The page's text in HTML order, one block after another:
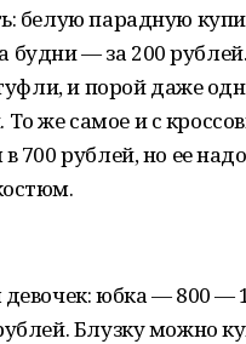
белую парадную
будни — за 200
и порой даже
же самое и с
700 рублей, но ее
юбка — 800 —
Блузку можно